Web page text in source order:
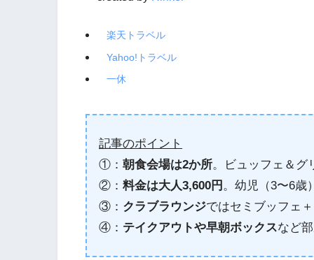
楽天トラベル
Yahoo!トラベル
一休
記事のポイント
①：朝食会場は2か所。ビュッフェ＆グ
②：料金は大人3,600円 。幼児（3〜6歳
③： クラブラウンジではセミブッフェ
④： テイクアウトや早朝ボックスなど